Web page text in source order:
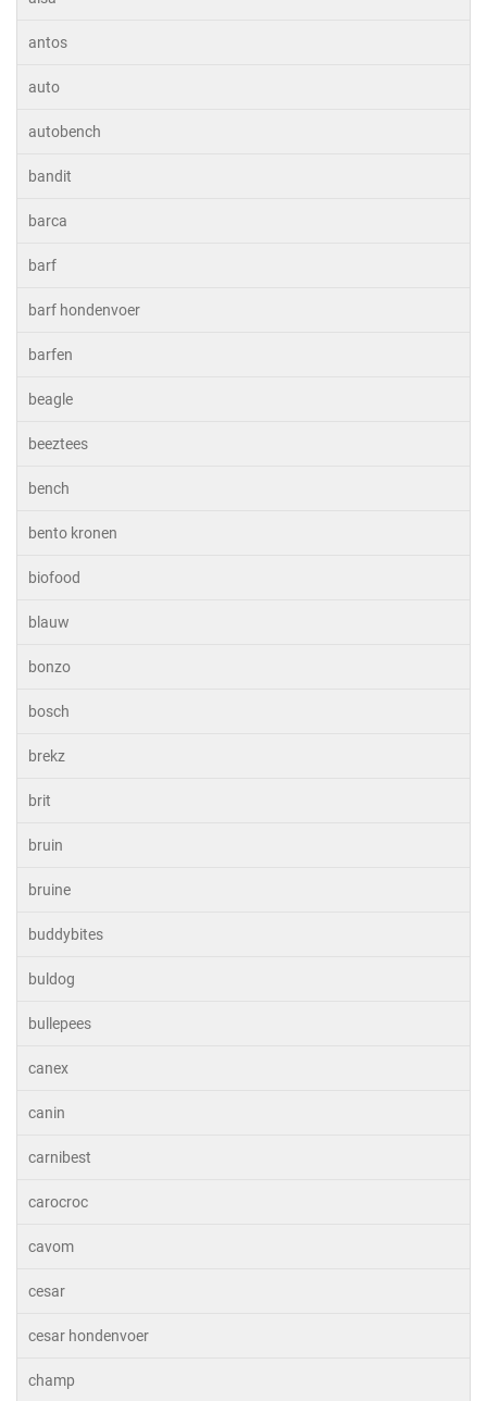
antos
auto
autobench
bandit
barca
barf
barf hondenvoer
barfen
beagle
beeztees
bench
bento kronen
biofood
blauw
bonzo
bosch
brekz
brit
bruin
bruine
buddybites
buldog
bullepees
canex
canin
carnibest
carocroc
cavom
cesar
cesar hondenvoer
champ